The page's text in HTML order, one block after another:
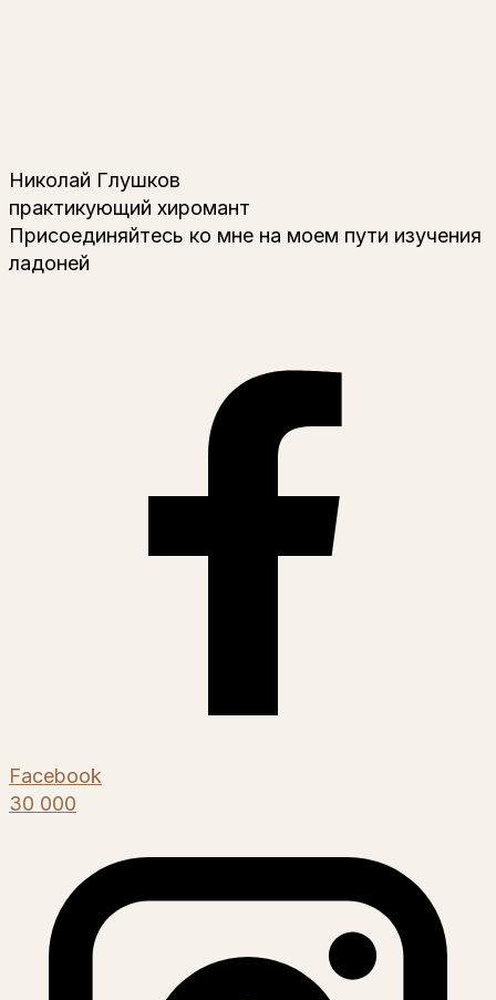
Николай Глушков
практикующий хиромант
Присоединяйтесь ко мне на моем пути изучения
ладоней
Facebook
30 000